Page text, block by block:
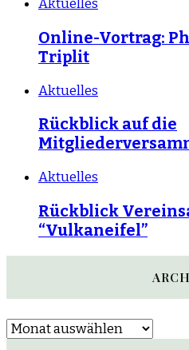
Aktuelles
Online-Vortrag:
Triplit
Aktuelles
Rückblick auf die
Aktuelles
Rückblick
“Vulkaneifel”
Archiv